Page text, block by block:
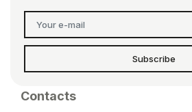
Subscribe
Contacts